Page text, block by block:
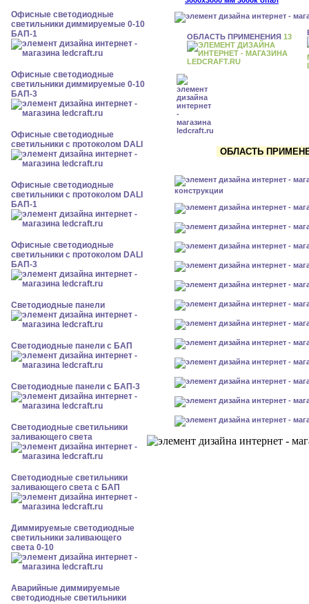
Офисные светодиодные
светильники диммируемые 0-10
БАП-1
Офисные светодиодные
светильники диммируемые 0-10
БАП-3
Офисные светодиодные
светильники с протоколом DALI
Офисные светодиодные
светильники с протоколом DALI
БАП-1
Офисные светодиодные
светильники с протоколом DALI
БАП-3
Cветодиодные панели
Cветодиодные панели с БАП
Cветодиодные панели с БАП-3
Светодиодные светильники
заливающего света
Светодиодные светильники
заливающего света с БАП
Диммируемые светодиодные
светильники заливающего
света 0-10
Аварийные диммируемые
светодиодные светильники
ОБЛАСТЬ ПРИМЕНЕНИЯ 13
ОБЛАСТЬ
конструкции